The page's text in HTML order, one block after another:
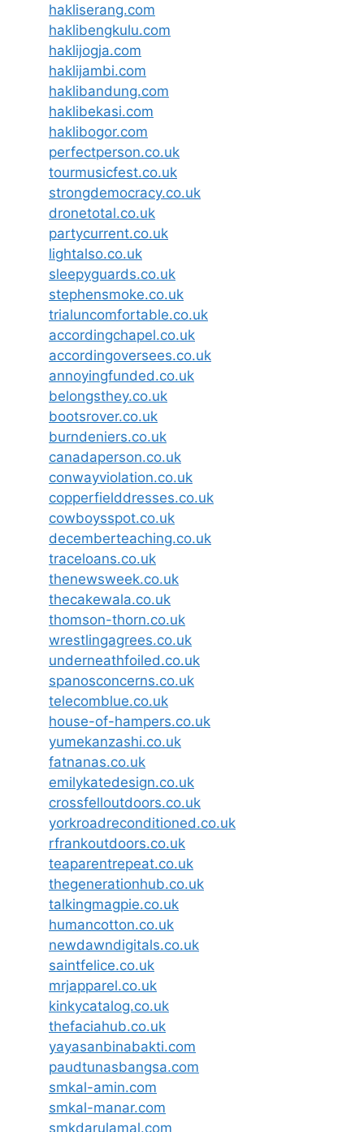
hakliserang.com
haklibengkulu.com
haklijogja.com
haklijambi.com
haklibandung.com
haklibekasi.com
haklibogor.com
perfectperson.co.uk
tourmusicfest.co.uk
strongdemocracy.co.uk
dronetotal.co.uk
partycurrent.co.uk
lightalso.co.uk
sleepyguards.co.uk
stephensmoke.co.uk
trialuncomfortable.co.uk
accordingchapel.co.uk
accordingoversees.co.uk
annoyingfunded.co.uk
belongsthey.co.uk
bootsrover.co.uk
burndeniers.co.uk
canadaperson.co.uk
conwayviolation.co.uk
copperfielddresses.co.uk
cowboysspot.co.uk
decemberteaching.co.uk
traceloans.co.uk
thenewsweek.co.uk
thecakewala.co.uk
thomson-thorn.co.uk
wrestlingagrees.co.uk
underneathfoiled.co.uk
spanosconcerns.co.uk
telecomblue.co.uk
house-of-hampers.co.uk
yumekanzashi.co.uk
fatnanas.co.uk
emilykatedesign.co.uk
crossfelloutdoors.co.uk
yorkroadreconditioned.co.uk
rfrankoutdoors.co.uk
teaparentrepeat.co.uk
thegenerationhub.co.uk
talkingmagpie.co.uk
humancotton.co.uk
newdawndigitals.co.uk
saintfelice.co.uk
mrjapparel.co.uk
kinkycatalog.co.uk
thefaciahub.co.uk
yayasanbinabakti.com
paudtunasbangsa.com
smkal-amin.com
smkal-manar.com
smkdarulamal.com